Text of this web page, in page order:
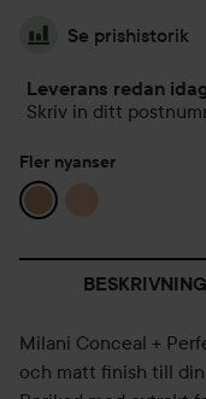
Se prishistorik
Leverans redan
Skriv in ditt
Fler nyanser
BESKRIVNING
Milani Conceal +
och matt finish till